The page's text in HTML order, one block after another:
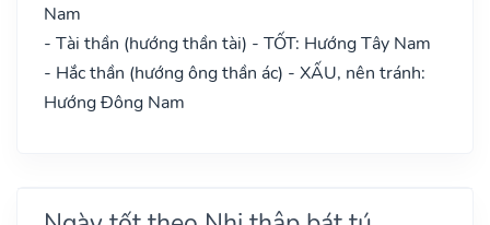
Nam
- Tài thần (hướng thần tài) - TỐT: Hướng Tây Nam
- Hắc thần (hướng ông thần ác) - XẤU, nên tránh:
Hướng Đông Nam